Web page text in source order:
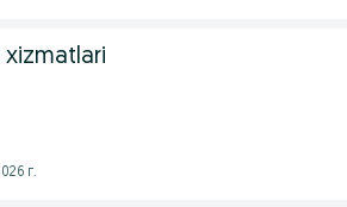
xizmatlari
г.